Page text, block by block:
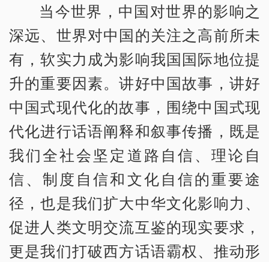
当今世界，中国对世界的影响之
深远、世界对中国的关注之高前所未
有，软实力成为影响我国国际地位提
升的重要因素。讲好中国故事，讲好
中国式现代化的故事，围绕中国式现
代化进行话语阐释和叙事传播，既是
我们全社会坚定道路自信、理论自
信、制度自信和文化自信的重要途
径，也是我们扩大中华文化影响力、
促进人类文明交流互鉴的现实要求，
更是我们打破西方话语霸权、推动形